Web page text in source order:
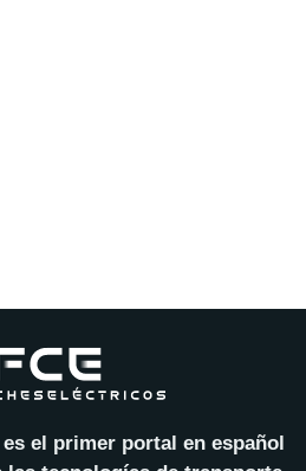
el primer portal en español